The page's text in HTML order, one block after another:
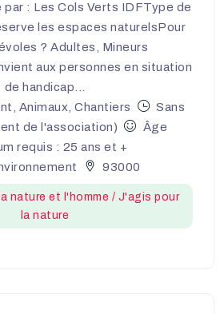
par : Les Cols Verts IDFType de
les espaces naturelsPour
? Adultes, Mineurs
aux personnes en situation
de handicap...
Animaux, Chantiers
Sans
de l'association)
Âge
requis : 25 ans et +
93000
nature et l'homme / J'agis pour
la nature